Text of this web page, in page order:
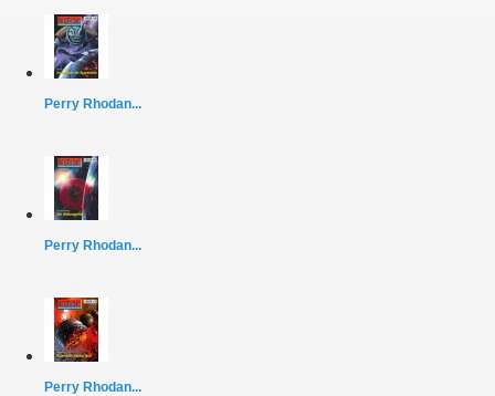
Perry Rhodan...
Perry Rhodan...
Perry Rhodan...